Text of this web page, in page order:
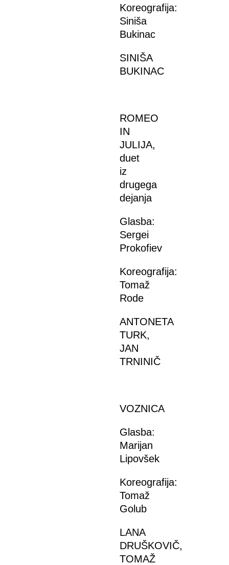
Koreografija:
Siniša
Bukinac
SINIŠA
BUKINAC
ROMEO
IN
JULIJA,
duet
iz
drugega
dejanja
Glasba:
Sergei
Prokofiev
Koreografija:
Tomaž
Rode
ANTONETA
TURK,
JAN
TRNINIČ
VOZNICA
Glasba:
Marijan
Lipovšek
Koreografija:
Tomaž
Golub
LANA
DRUŠKOVIČ,
TOMAŽ